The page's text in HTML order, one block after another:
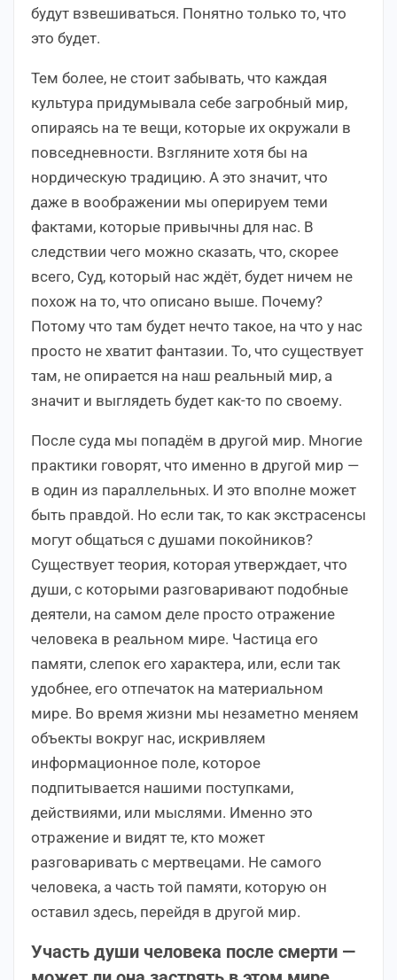
будут взвешиваться. Понятно только то, что
это будет.
Тем более, не стоит забывать, что каждая
культура придумывала себе загробный мир,
опираясь на те вещи, которые их окружали в
повседневности. Взгляните хотя бы на
нордическую традицию. А это значит, что
даже в воображении мы оперируем теми
фактами, которые привычны для нас. В
следствии чего можно сказать, что, скорее
всего, Суд, который нас ждёт, будет ничем не
похож на то, что описано выше. Почему?
Потому что там будет нечто такое, на что у нас
просто не хватит фантазии. То, что существует
там, не опирается на наш реальный мир, а
значит и выглядеть будет как-то по своему.
После суда мы попадём в другой мир. Многие
практики говорят, что именно в другой мир —
в один из параллельных. И это вполне может
быть правдой. Но если так, то как экстрасенсы
могут общаться с душами покойников?
Существует теория, которая утверждает, что
души, с которыми разговаривают подобные
деятели, на самом деле просто отражение
человека в реальном мире. Частица его
памяти, слепок его характера, или, если так
удобнее, его отпечаток на материальном
мире. Во время жизни мы незаметно меняем
объекты вокруг нас, искривляем
информационное поле, которое
подпитывается нашими поступками,
действиями, или мыслями. Именно это
отражение и видят те, кто может
разговаривать с мертвецами. Не самого
человека, а часть той памяти, которую он
оставил здесь, перейдя в другой мир.
Участь души человека после смерти —